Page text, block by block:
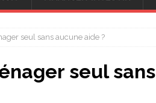
seul sans aucune aide ?
seul sans